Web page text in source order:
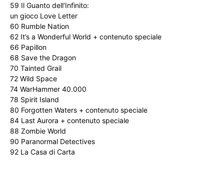
59 Il Guanto dell’Infinito:
un gioco Love Letter
60 Rumble Nation
62 It’s a Wonderful World + contenuto speciale
66 Papillon
68 Save the Dragon
70 Tainted Grail
72 Wild Space
74 WarHammer 40.000
78 Spirit Island
80 Forgotten Waters + contenuto speciale
84 Last Aurora + contenuto speciale
88 Zombie World
90 Paranormal Detectives
92 La Casa di Carta